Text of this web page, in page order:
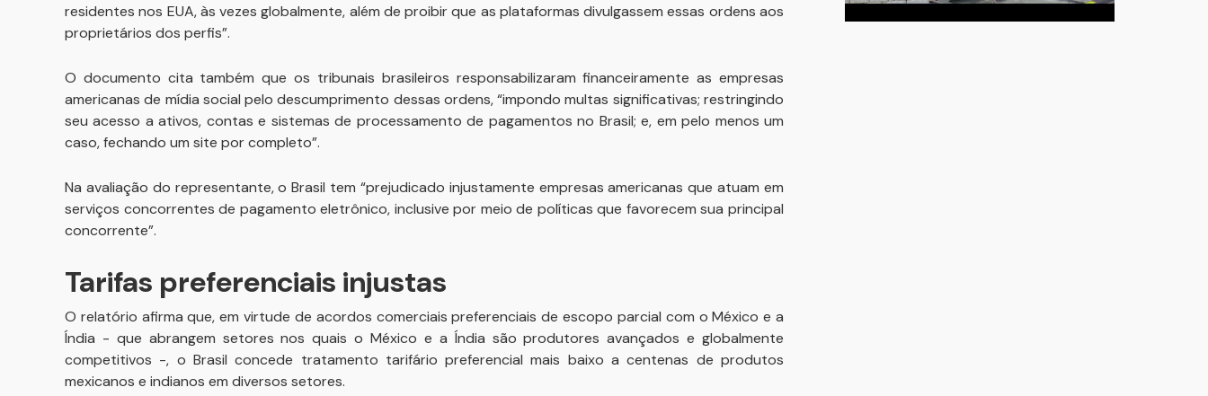
residentes nos EUA, às vezes globalmente, além de proibir que as plataformas divulgassem essas ordens aos
proprietários dos perfis”.
O documento cita também que os tribunais brasileiros responsabilizaram financeiramente as empresas
americanas de mídia social pelo descumprimento dessas ordens, “impondo multas significativas; restringindo
seu acesso a ativos, contas e sistemas de processamento de pagamentos no Brasil; e, em pelo menos um
caso, fechando um site por completo”.
Na avaliação do representante, o Brasil tem “prejudicado injustamente empresas americanas que atuam em
serviços concorrentes de pagamento eletrônico, inclusive por meio de políticas que favorecem sua principal
concorrente”.
Tarifas preferenciais injustas
O relatório afirma que, em virtude de acordos comerciais preferenciais de escopo parcial com o México e a
Índia - que abrangem setores nos quais o México e a Índia são produtores avançados e globalmente
competitivos -, o Brasil concede tratamento tarifário preferencial mais baixo a centenas de produtos
mexicanos e indianos em diversos setores.